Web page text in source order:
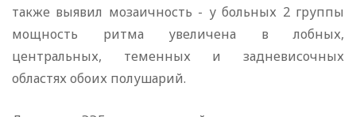
также выявил мозаичность - у больных 2 группы
мощность ритма увеличена в лобных,
центральных, теменных и задневисочных
областях обоих полушарий.